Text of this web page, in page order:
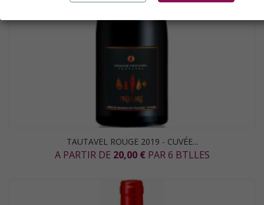
TAUTAVEL ROUGE 2019 - CUVÉE...
A PARTIR DE 20,00 € PAR 6 BTLLES